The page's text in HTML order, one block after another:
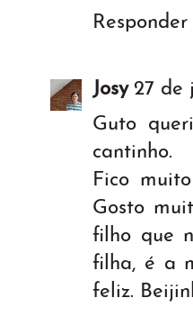
Responder
Josy 27 de
Guto
cantinho.
Fico
Gosto
filho que
filha, é a
feliz.